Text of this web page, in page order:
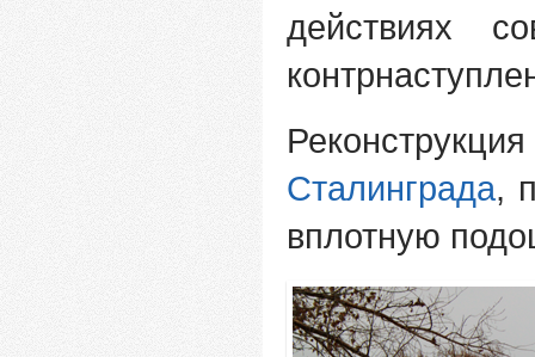
действиях
Сталинграда,
вплотную